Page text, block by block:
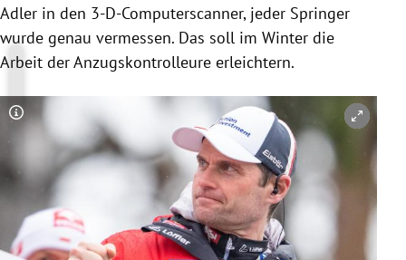
Adler in den 3-D-Computerscanner, jeder Springer
wurde genau vermessen. Das soll im Winter die
Arbeit der Anzugskontrolleure erleichtern.
Copyright-Hinweis öffnen/schließen